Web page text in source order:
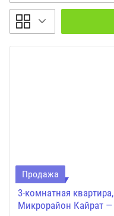
Продажа
3-комнатная
Микрорайон Кайрат